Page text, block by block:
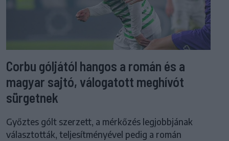
Corbu góljától hangos a román és a
magyar sajtó, válogatott meghívót
sürgetnek
Győztes gólt szerzett, a mérkőzés legjobbjának
választották, teljesítményével pedig a román